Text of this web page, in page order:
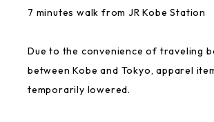
7 minutes walk from JR Kobe Station
Due to the convenience of traveling
between Kobe and Tokyo, apparel
temporarily lowered.